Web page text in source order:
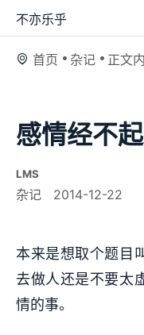
不亦乐乎
首页 杂记 正文
感情经不
LMS
杂记 2014-12-22
本来是想取个题目
去做人还是不要太
情的事。